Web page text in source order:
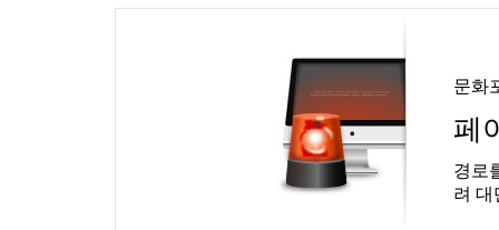
문화
페
경로
려 대